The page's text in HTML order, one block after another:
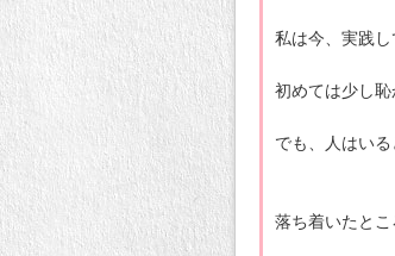
私は今、実践し
初めては少し恥
でも、人はい
落ち着いたと